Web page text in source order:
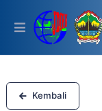
This
includes
accessibility
system.
Kembali